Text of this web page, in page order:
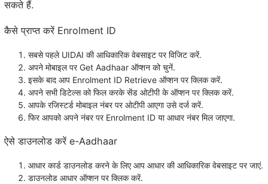
सकते हैं.
कैसे प्राप्त करें Enrolment ID
सबसे पहले UIDAI की आधिकारिक वेबसाइट पर विजिट करें.
अपने मोबाइल पर Get Aadhaar ऑप्शन को चुनें.
इसके बाद आप Enrolment ID Retrieve ऑप्शन पर क्लिक करें.
अपने सभी डिटेल्स को फिल करके सेंड ओटीपी के ऑप्शन पर क्लिक करें.
आपके रजिस्टर्ड मोबाइल नंबर पर ओटीपी आएगा उसे दर्ज करें.
फिर आपको अपने नंबर पर Enrolment ID या आधार नंबर मिल जाएगा.
ऐसे डाउनलोड करें e-Aadhaar
आधार कार्ड डाउनलोड करने के लिए आप आधार की आधिकारिक वेबसाइट पर जाएं.
डाउनलोड आधार ऑप्शन पर क्लिक करें.